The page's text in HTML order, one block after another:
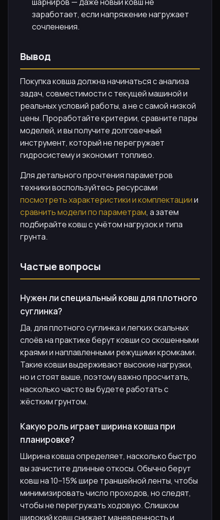
заработает, если напряжение нагружает
сочленения.
Вывод
Покупка ковша должна начинаться с анализа
задач, совместимости с текущей машиной и
реальных условий работы, а не с самой низкой
цены. Проработайте критерии, сравните пары
моделей, и вы получите долговечный
инструмент, который не перегружает
гидросистему и экономит топливо.
Для детального прочтения параметров
техники воспользуйтесь ресурсами
посмотреть характеристики и комплектациии
сравнить модели по параметрам, а затем
подбирайте ковш с учётом нагрузок и типа
грунта.
Частые вопросы
Нужен ли специальный ковш для плотного
суглинка?
Да, для плотного суглинка и легких скальных
слоёв на практике берут ковши со скошенными
краями и наплавленными режущими кромками.
Такие ковши выдерживают высокие нагрузки,
но и стоят выше, поэтому важно просчитать,
насколько часто вы будете работать с
жёстким грунтом.
Какую роль играет ширина ковша при
планировке?
Ширина ковша определяет, насколько быстро
вы зачистите длинные откосы. Обычно берут
ковш на 10–15% шире траншейной ленты, чтобы
минимизировать число проходов, но следят,
чтобы не перегружать ходовую. Слишком
широкий ковш снижает маневренность и